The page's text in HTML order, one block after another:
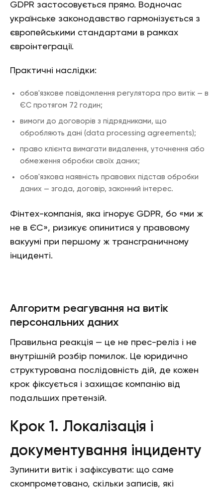
GDPR застосовується прямо. Водночас
українське законодавство гармонізується з
європейськими стандартами в рамках
євроінтеграції.
Практичні наслідки:
обов'язкове повідомлення регулятора про витік — в
ЄС протягом 72 годин;
вимоги до договорів з підрядниками, що
обробляють дані (data processing agreements);
право клієнта вимагати видалення, уточнення або
обмеження обробки своїх даних;
обов'язкова наявність правових підстав обробки
даних — згода, договір, законний інтерес.
Фінтех-компанія, яка ігнорує GDPR, бо «ми ж
не в ЄС», ризикує опинитися у правовому
вакуумі при першому ж трансграничному
інциденті.
Алгоритм реагування на витік
персональних даних
Правильна реакція — це не прес-реліз і не
внутрішній розбір помилок. Це юридично
структурована послідовність дій, де кожен
крок фіксується і захищає компанію від
подальших претензій.
Крок 1. Локалізація і
документування інциденту
Зупинити витік і зафіксувати: що саме
скомпрометовано, скільки записів, які